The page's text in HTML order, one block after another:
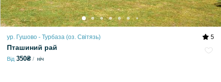
ур. Гушово - Турбаза (оз. Світязь) 5
Пташиний рай
Від 350₴ ніч